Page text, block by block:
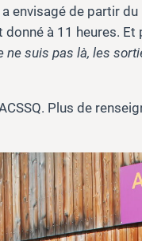
envisagé de partir
à 11 heures.
ne suis pas là, les
Plus de